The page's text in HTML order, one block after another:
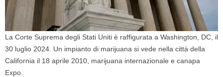
La Corte Suprema degli Stati Uniti è raffigurata a Washington, DC, il
30 luglio 2024. Un impianto di marijuana si vede nella città della
California il 18 aprile 2010, marijuana internazionale e canapa
Expo.